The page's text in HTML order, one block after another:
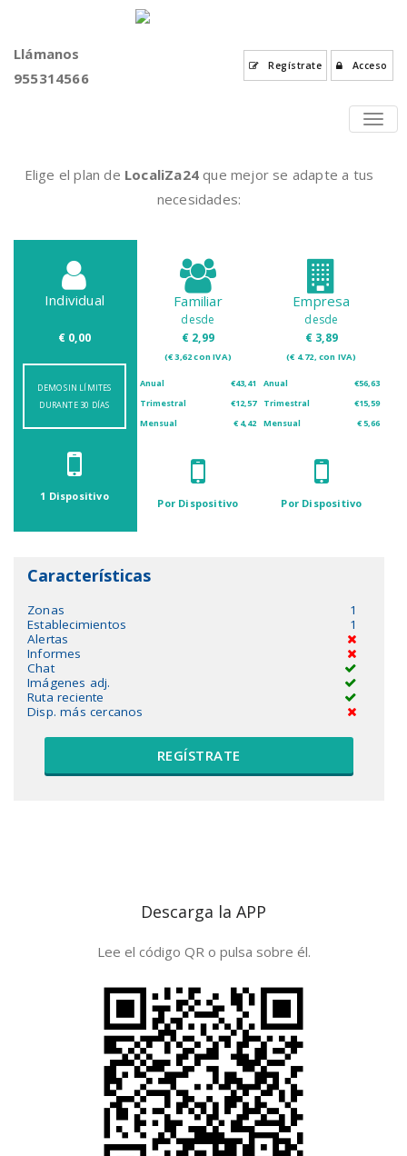
Llámanos
955314566
Regístrate Acceso
Elige el plan de LocaliZa24 que mejor se adapte a tus
necesidades:
Individual
€ 0,00
DEMO SIN LÍMITES
DURANTE 30 DÍAS
1 Dispositivo
Familiar
desde
€ 2,99
(€ 3,62 con IVA)
Anual
€43,41
Trimestral
€12,57
Mensual
€ 4,42
Por Dispositivo
Empresa
desde
€ 3,89
(€ 4.72, con IVA)
Anual
€56,63
Trimestral
€15,59
Mensual
€ 5,66
Por Dispositivo
Características
Zonas
1
Establecimientos
1
Alertas
Informes
Chat
Imágenes adj.
Ruta reciente
Disp. más cercanos
REGÍSTRATE
Descarga la APP
Lee el código QR o pulsa sobre él.